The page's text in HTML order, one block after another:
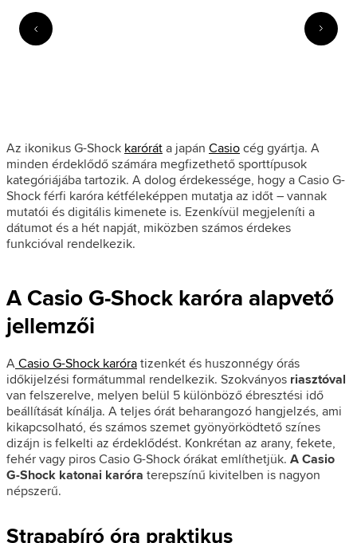
Az ikonikus G-Shock karóráta japán Casiocég gyártja. A
minden érdeklődő számára megfizethető sporttípusok
kategóriájába tartozik. A dolog érdekessége, hogy a Casio G-
Shock férfi karóra kétféleképpen mutatja az időt – vannak
mutatói és digitális kimenete is. Ezenkívül megjeleníti a
dátumot és a hét napját, miközben számos érdekes
funkcióval rendelkezik.
A Casio G-Shock karóra alapvető
jellemzői
ACasio G-Shock karóratizenkét és huszonnégy órás
időkijelzési formátummal rendelkezik. Szokványos riasztóval
van felszerelve, melyen belül 5 különböző ébresztési idő
beállítását kínálja. A teljes órát beharangozó hangjelzés, ami
kikapcsolható, és számos szemet gyönyörködtető színes
dizájn is felkelti az érdeklődést. Konkrétan az arany, fekete,
fehér vagy piros Casio G-Shock órákat említhetjük. A Casio
G-Shock katonai karóra terepszínű kivitelben is nagyon
népszerű.
Strapabíró óra praktikus